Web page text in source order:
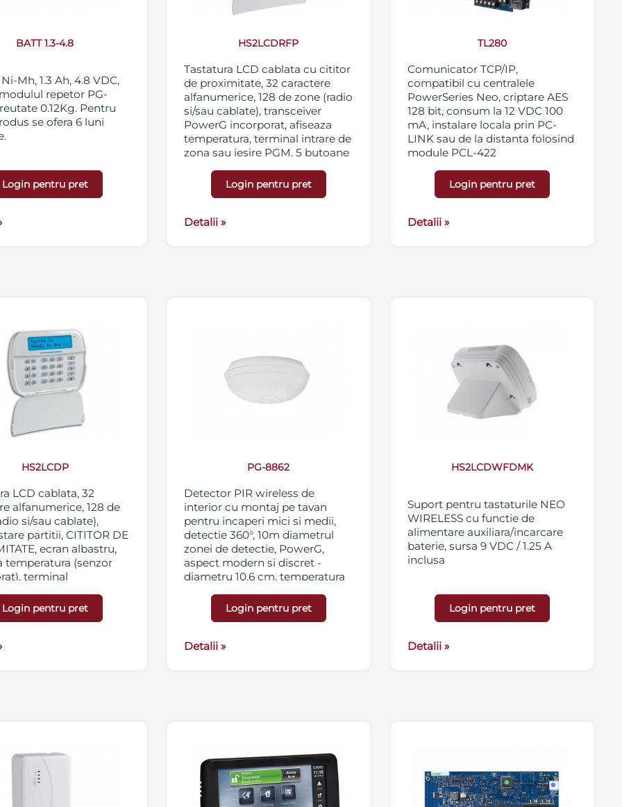
BATT 1.3-4.8
Mh, 1.3 Ah, 4.8 VDC,
repetor PG-
0.12Kg. Pentru
se ofera 6 luni
Login pentru pret
HS2LCDRFP
Tastatura LCD cablata cu cititor
de proximitate, 32 caractere
alfanumerice, 128 de zone (radio
si/sau cablate), transceiver
PowerG incorporat, afiseaza
temperatura, terminal intrare de
zona sau iesire PGM, 5 butoane
taste pentru alarma foc,
medicala si panica, compatibila
Login pentru pret
Detalii »
TL280
Comunicator TCP/IP,
compatibil cu centralele
PowerSeries Neo, criptare AES
128 bit, consum la 12 VDC 100
mA, instalare locala prin PC-
LINK sau de la distanta folosind
module PCL-422
Login pentru pret
Detalii »
HS2LCDP
LCD cablata, 32
alfanumerice, 128 de
si/sau cablate),
partitii, CITITOR DE
ecran albastru,
temperatura (senzor
terminal
temperatura scazuta),
cu functionalitate
(Fire), alarma
Login pentru pret
PG-8862
Detector PIR wireless de
interior cu montaj pe tavan
pentru incaperi mici si medii,
detectie 360°, 10m diametrul
zonei de detectie, PowerG,
aspect modern si discret -
diametru 10.6 cm, temperatura
greutate 110g (cu baterie), tip
baterie - litiu 3V CR-123A
Login pentru pret
Detalii »
HS2LCDWFDMK
Suport pentru tastaturile NEO
WIRELESS cu functie de
alimentare auxiliara/incarcare
baterie, sursa 9 VDC / 1.25 A
inclusa
Login pentru pret
Detalii »